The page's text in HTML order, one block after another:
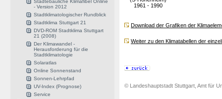
Städtebauliche Klimafibel Online
- Version 2012
Stadtklimatologischer Rundblick
Stadtklima Stuttgart 21
DVD-ROM Stadtklima Stuttgart
21 (2008)
Der Klimawandel -
Herausforderung für die
Stadtklimatologie
Solaratlas
Online Sonnenstand
Sonnen-Lehrpfad
UV-Index (Prognose)
Service
1961 - 1990
Download der Grafiken der
Weiter zu den Klimatabellen der
© Landeshauptstadt Stuttgart, Amt für